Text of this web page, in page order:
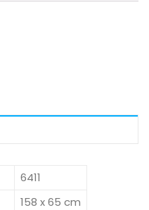
6411
158 x 65 cm